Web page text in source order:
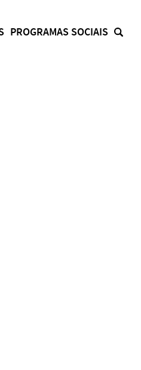
PROGRAMAS SOCIAIS